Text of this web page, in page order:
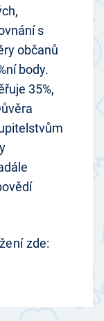
s
občanů
body.
35%,
zde: